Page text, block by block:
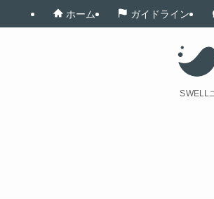
SWELL
ホーム ガイドライン